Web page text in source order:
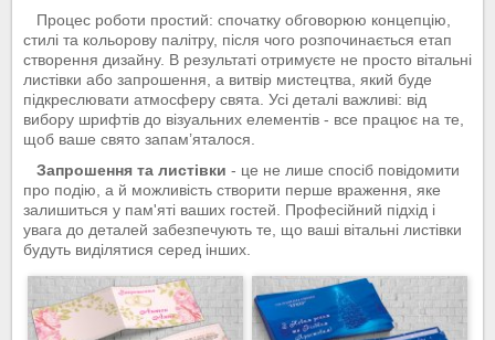
Процес роботи простий: спочатку обговорюю концепцію,
стилі та кольорову палітру, після чого розпочинається етап
створення дизайну. В результаті отримуєте не просто вітальні
листівки або запрошення, а витвір мистецтва, який буде
підкреслювати атмосферу свята. Усі деталі важливі: від
вибору шрифтів до візуальних елементів - все працює на те,
щоб ваше свято запам’яталося.
Запрошення та листівки - це не лише спосіб повідомити
про подію, а й можливість створити перше враження, яке
залишиться у пам'яті ваших гостей. Професійний підхід і
увага до деталей забезпечують те, що ваші вітальні листівки
будуть виділятися серед інших.